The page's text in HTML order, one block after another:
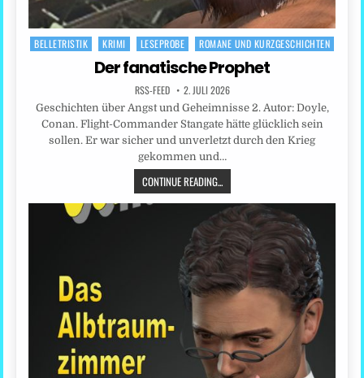
Posted
BELLETRISTIK KRIMI LESEPROBE ROMANE UND KURZGESCHICHTEN
Der fanatische Prophet
RSS-FEED 2. JULI 2026
Geschichten über Angst und Geheimnisse 2. Autor: Doyle,
Conan. Flight-Commander Stangate hätte glücklich sein
sollen. Er war sicher und unverletzt durch den Krieg
gekommen und…
CONTINUE READING...